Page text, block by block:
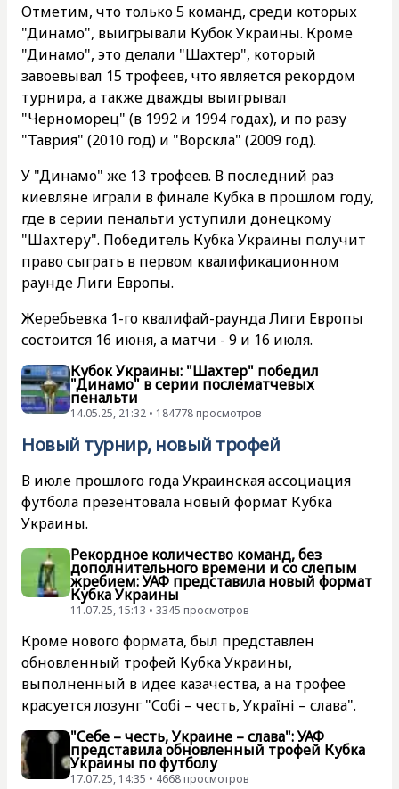
Отметим, что только 5 команд, среди которых
"Динамо", выигрывали Кубок Украины. Кроме
"Динамо", это делали "Шахтер", который
завоевывал 15 трофеев, что является рекордом
турнира, а также дважды выигрывал
"Черноморец" (в 1992 и 1994 годах), и по разу
"Таврия" (2010 год) и "Ворскла" (2009 год).
У "Динамо" же 13 трофеев. В последний раз
киевляне играли в финале Кубка в прошлом году,
где в серии пенальти уступили донецкому
"Шахтеру". Победитель Кубка Украины получит
право сыграть в первом квалификационном
раунде Лиги Европы.
Жеребьевка 1-го квалифай-раунда Лиги Европы
состоится 16 июня, а матчи - 9 и 16 июля.
Кубок Украины: "Шахтер" победил
"Динамо" в серии послематчевых
пенальти
14.05.25, 21:32 • 184778 просмотров
Новый турнир, новый трофей
В июле прошлого года Украинская ассоциация
футбола презентовала новый формат Кубка
Украины.
Рекордное количество команд, без
дополнительного времени и со слепым
жребием: УАФ представила новый формат
Кубка Украины
11.07.25, 15:13 • 3345 просмотров
Кроме нового формата, был представлен
обновленный трофей Кубка Украины,
выполненный в идее казачества, а на трофее
красуется лозунг "Собі – честь, Україні – слава".
"Себе – честь, Украине – слава": УАФ
представила обновленный трофей Кубка
Украины по футболу
17.07.25, 14:35 • 4668 просмотров